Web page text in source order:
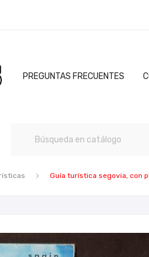
PREGUNTAS FRECUENTES
Guía turística segovia, con